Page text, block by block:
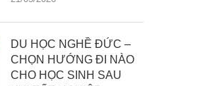
DU HỌC NGHỀ ĐỨC –
CHỌN HƯỚNG ĐI NÀO
CHO HỌC SINH SAU